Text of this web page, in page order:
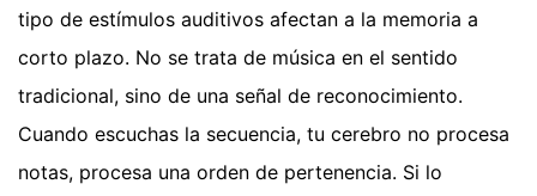
tipo de estímulos auditivos afectan a la memoria a
corto plazo. No se trata de música en el sentido
tradicional, sino de una señal de reconocimiento.
Cuando escuchas la secuencia, tu cerebro no procesa
notas, procesa una orden de pertenencia. Si lo